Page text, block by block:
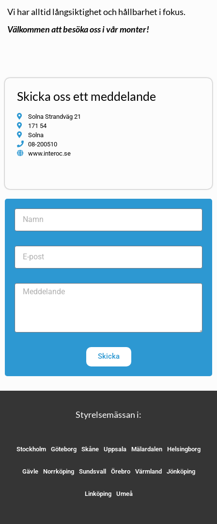
Vi har alltid långsiktighet och hållbarhet i fokus.
Välkommen att besöka oss i vår monter!
Skicka oss ett meddelande
Solna Strandväg 21
171 54
Solna
08-200510
www.interoc.se
Skicka
Styrelsemässan i:
Stockholm Göteborg Skåne Uppsala Mälardalen Helsingborg
Gävle Norrköping Sundsvall Örebro Värmland Jönköping
Linköping Umeå